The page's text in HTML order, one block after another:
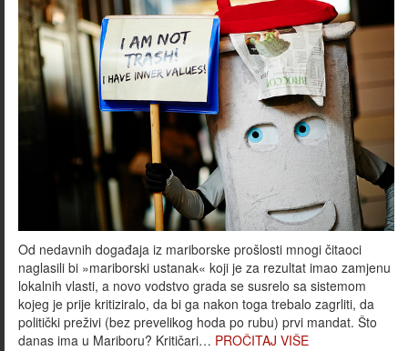
Od nedavnih događaja iz mariborske prošlosti mnogi čitaoci
naglasili bi »mariborski ustanak« koji je za rezultat imao zamjenu
lokalnih vlasti, a novo vodstvo grada se susrelo sa sistemom
kojeg je prije kritiziralo, da bi ga nakon toga trebalo zagrliti, da
politički preživi (bez prevelikog hoda po rubu) prvi mandat. Što
danas ima u Mariboru? Kritičari… PROČITAJ VIŠE